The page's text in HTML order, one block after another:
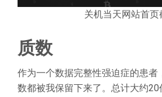
关机当天网站首页
质数
作为一个数据完整性强迫症的患者
数都被我保留下来了。总计大约